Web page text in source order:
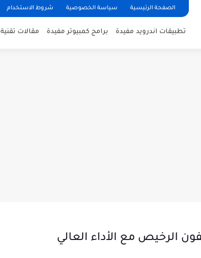
الصفحة الرئيسية سياسة الخصوصية شروط الاستخدام
تطبيقات اندرويد مفيدة برامج كمبيوتر مفيدة مقالات تقنية